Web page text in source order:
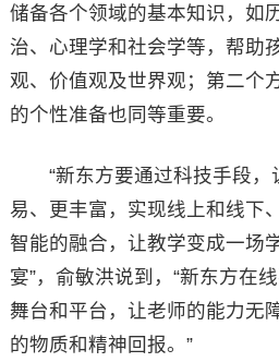
储备各个领域的基本知识，如
治、心理学和社会学等，帮助
观、价值观及世界观；第二个
的个性准备也同等重要。
“新东方要通过科技手段，
易、更丰富，实现线上和线下
智能的融合，让教学变成一场
宴”，俞敏洪说到，“新东方在
舞台和平台，让老师的能力无
的物质和精神回报。”